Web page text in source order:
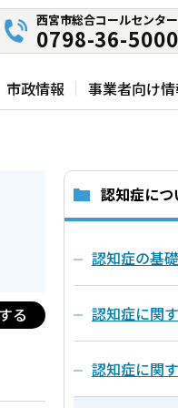
西宮市総合コールセンター
0798-36-5000
市政情報 事業者向け
る
認知症につ
認知症の基
認知症に関
認知症に関